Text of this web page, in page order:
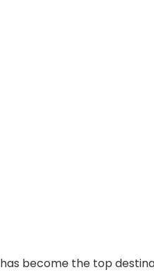
has become the top